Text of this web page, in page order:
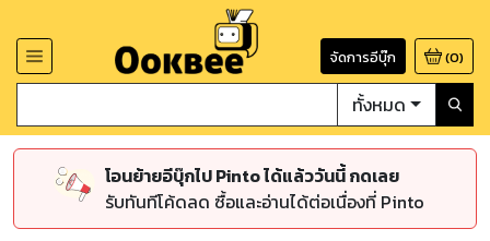
จัดการอีบุ๊ก (0)
ทั้งหมด
โอนย้ายอีบุ๊กไป Pinto ได้แล้ววันนี้ กดเลย
รับทันทีโค้ดลด ซื้อและอ่านได้ต่อเนื่องที่ Pinto